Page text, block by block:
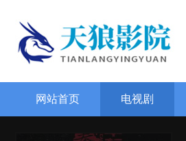
网站首页 电视剧